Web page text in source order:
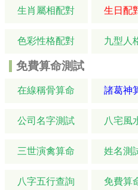
生肖屬相配對 生日配
色彩性格配對 九型人
免費算命測試
在線稱骨算命 諸葛神
公司名字測試 八宅風
三世演禽算命 姓名測
八字五行查詢 免費算